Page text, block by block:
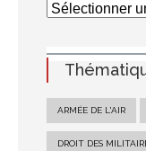
ARMÉE DE L'AIR
DROIT DES